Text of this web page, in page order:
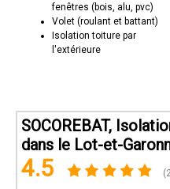
fenêtres (bois, alu, pvc)
Volet (roulant et battant)
Isolation toiture par
l'extérieure
SOCOREBAT,
dans le Lot-et-
4.5